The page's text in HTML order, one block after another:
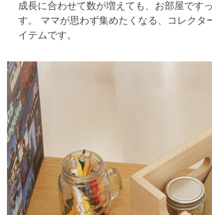
成長に合わせて数が増えても、お部屋です
す。
ママが思わず集めたくなる、コレクタ
イテムです。